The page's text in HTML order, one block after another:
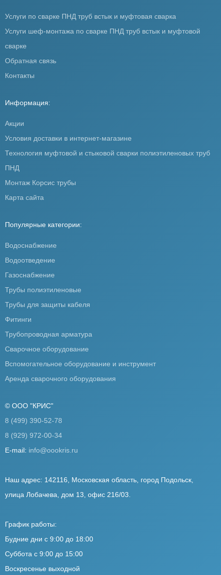
Услуги по сварке ПНД труб встык и муфтовая сварка
Услуги шеф-монтажа по сварке ПНД труб встык и муфтовой
сварке
Обратная связь
Контакты
Информация:
Акции
Условия доставки в интернет-магазине
Технология муфтовой и стыковой сварки полиэтиленовых труб
ПНД
Монтаж Корсис трубы
Карта сайта
Популярные категории:
Водоснабжение
Водоотведение
Газоснабжение
Трубы полиэтиленовые
Трубы для защиты кабеля
Фитинги
Трубопроводная арматура
Сварочное оборудование
Вспомогательное оборудование и инструмент
Аренда сварочного оборудования
© ООО "КРИС"
8 (499) 390-52-78
8 (929) 972-00-34
E-mail: info@oookris.ru
Наш адрес: 142116, Московская область, город Подольск,
улица Лобачева, дом 13, офис 216/03.
График работы:
Будние дни с 9:00 до 18:00
Суббота с 9:00 до 15:00
Воскресенье выходной